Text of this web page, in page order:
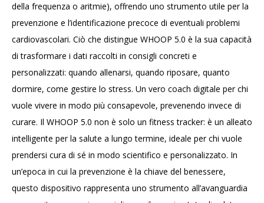
della frequenza o aritmie), offrendo uno strumento utile per la
prevenzione e l’identificazione precoce di eventuali problemi
cardiovascolari. Ciò che distingue WHOOP 5.0 è la sua capacità
di trasformare i dati raccolti in consigli concreti e
personalizzati: quando allenarsi, quando riposare, quanto
dormire, come gestire lo stress. Un vero coach digitale per chi
vuole vivere in modo più consapevole, prevenendo invece di
curare. Il WHOOP 5.0 non è solo un fitness tracker: è un alleato
intelligente per la salute a lungo termine, ideale per chi vuole
prendersi cura di sé in modo scientifico e personalizzato. In
un’epoca in cui la prevenzione è la chiave del benessere,
questo dispositivo rappresenta uno strumento all’avanguardia